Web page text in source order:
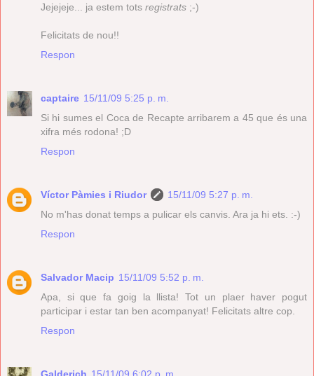
Jejejeje... ja estem tots registrats ;-)
Felicitats de nou!!
Respon
captaire 15/11/09 5:25 p. m.
Si hi sumes el Coca de Recapte arribarem a 45 que és una
xifra més rodona! ;D
Respon
Víctor Pàmies i Riudor
15/11/09 5:27 p. m.
No m'has donat temps a pulicar els canvis. Ara ja hi ets. :-)
Respon
Salvador Macip 15/11/09 5:52 p. m.
Apa, si que fa goig la llista! Tot un plaer haver pogut
participar i estar tan ben acompanyat! Felicitats altre cop.
Respon
Galderich 15/11/09 6:02 p. m.